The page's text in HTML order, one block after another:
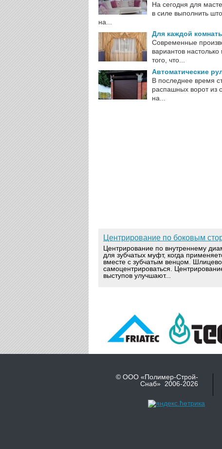
На сегодня для
в силе выполнить
на...
Для каждой
Современные
вариантов
того, что...
Автоматические
В последнее время
распашных ворот из
на...
Центрирование по боковым
Центрирование по внутреннему
для зубчатых муфт, когда
вместе с зубчатым венцом.
самоцентрироваться.
выступов улучшают...
© ООО «Полимер-Строй-
Снаб» 2006-2026